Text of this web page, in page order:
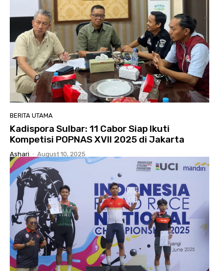
BERITA UTAMA
Kadispora Sulbar: 11 Cabor Siap Ikuti
Kompetisi POPNAS XVII 2025 di Jakarta
Ashari - August 10, 2025